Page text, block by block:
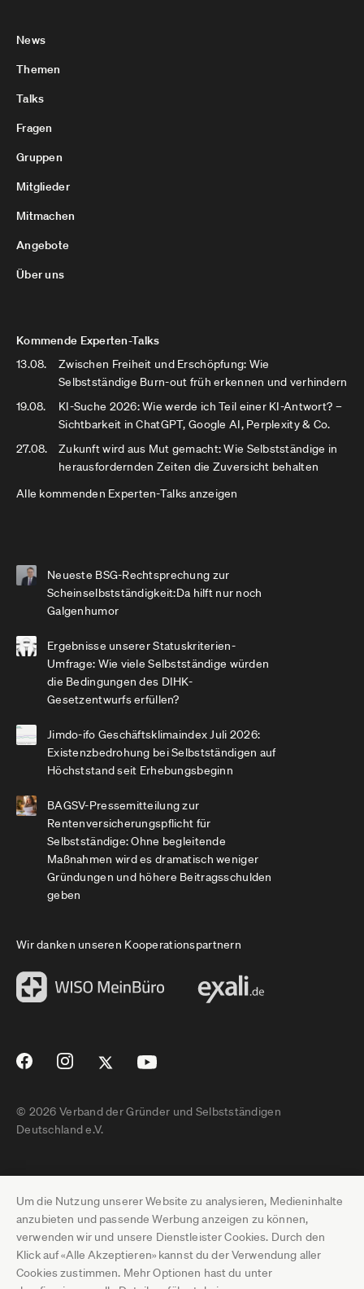
Um die Nutzung unserer Website zu analysieren, Medieninhalte
anzubieten und passende Werbung anzeigen zu können,
verwenden wir und unsere Dienstleister Cookies. Durch den
Klick auf «Alle Akzeptieren» kannst du der Verwendung aller
Cookies zustimmen. Mehr Optionen hast du unter
News
Themen
Talks
Fragen
Gruppen
Mitglieder
Mitmachen
Angebote
Über uns
Kommende Experten-Talks
13.08.
Zwischen Freiheit und Erschöpfung: Wie
Selbstständige Burn-out früh erkennen und verhindern
19.08.
KI-Suche 2026: Wie werde ich Teil einer KI-Antwort? –
Sichtbarkeit in ChatGPT, Google AI, Perplexity & Co.
27.08.
Zukunft wird aus Mut gemacht: Wie Selbstständige in
herausfordernden Zeiten die Zuversicht behalten
Alle kommenden Experten-Talks anzeigen
Neueste BSG-Rechtsprechung zur
Scheinselbstständigkeit:Da hilft nur noch
Galgenhumor
Ergebnisse unserer Statuskriterien-
Umfrage: Wie viele Selbstständige würden
die Bedingungen des DIHK-
Gesetzentwurfs erfüllen?
Jimdo-ifo Geschäftsklimaindex Juli 2026:
Existenzbedrohung bei Selbstständigen auf
Höchststand seit Erhebungsbeginn
BAGSV-Pressemitteilung zur
Rentenversicherungspflicht für
Selbstständige: Ohne begleitende
Maßnahmen wird es dramatisch weniger
Gründungen und höhere Beitragsschulden
geben
Wir danken unseren Kooperationspartnern
© 2026 Verband der Gründer und Selbstständigen
Deutschland e.V.
Impressum
Datenschutz
Pressebereich